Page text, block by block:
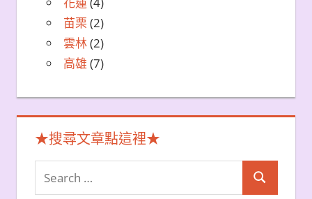
苗栗 (2)
雲林(2)
高雄 (7)
★搜尋文章點這裡★
Search
for:
Search